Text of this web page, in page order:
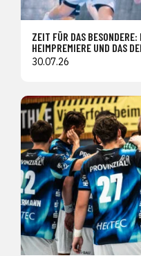
ZEIT FÜR DAS
HEIMPREMIERE UND DAS
30.07.26